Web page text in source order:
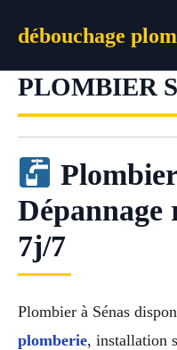
débouchage
PLOMBIER
Dépannage
7j/7
Plombier à Sénas
plomberie, installation